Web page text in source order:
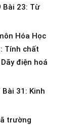
Bài 23: Từ
Hóa Học
Tính chất
điện hoá
31: Kinh
trường